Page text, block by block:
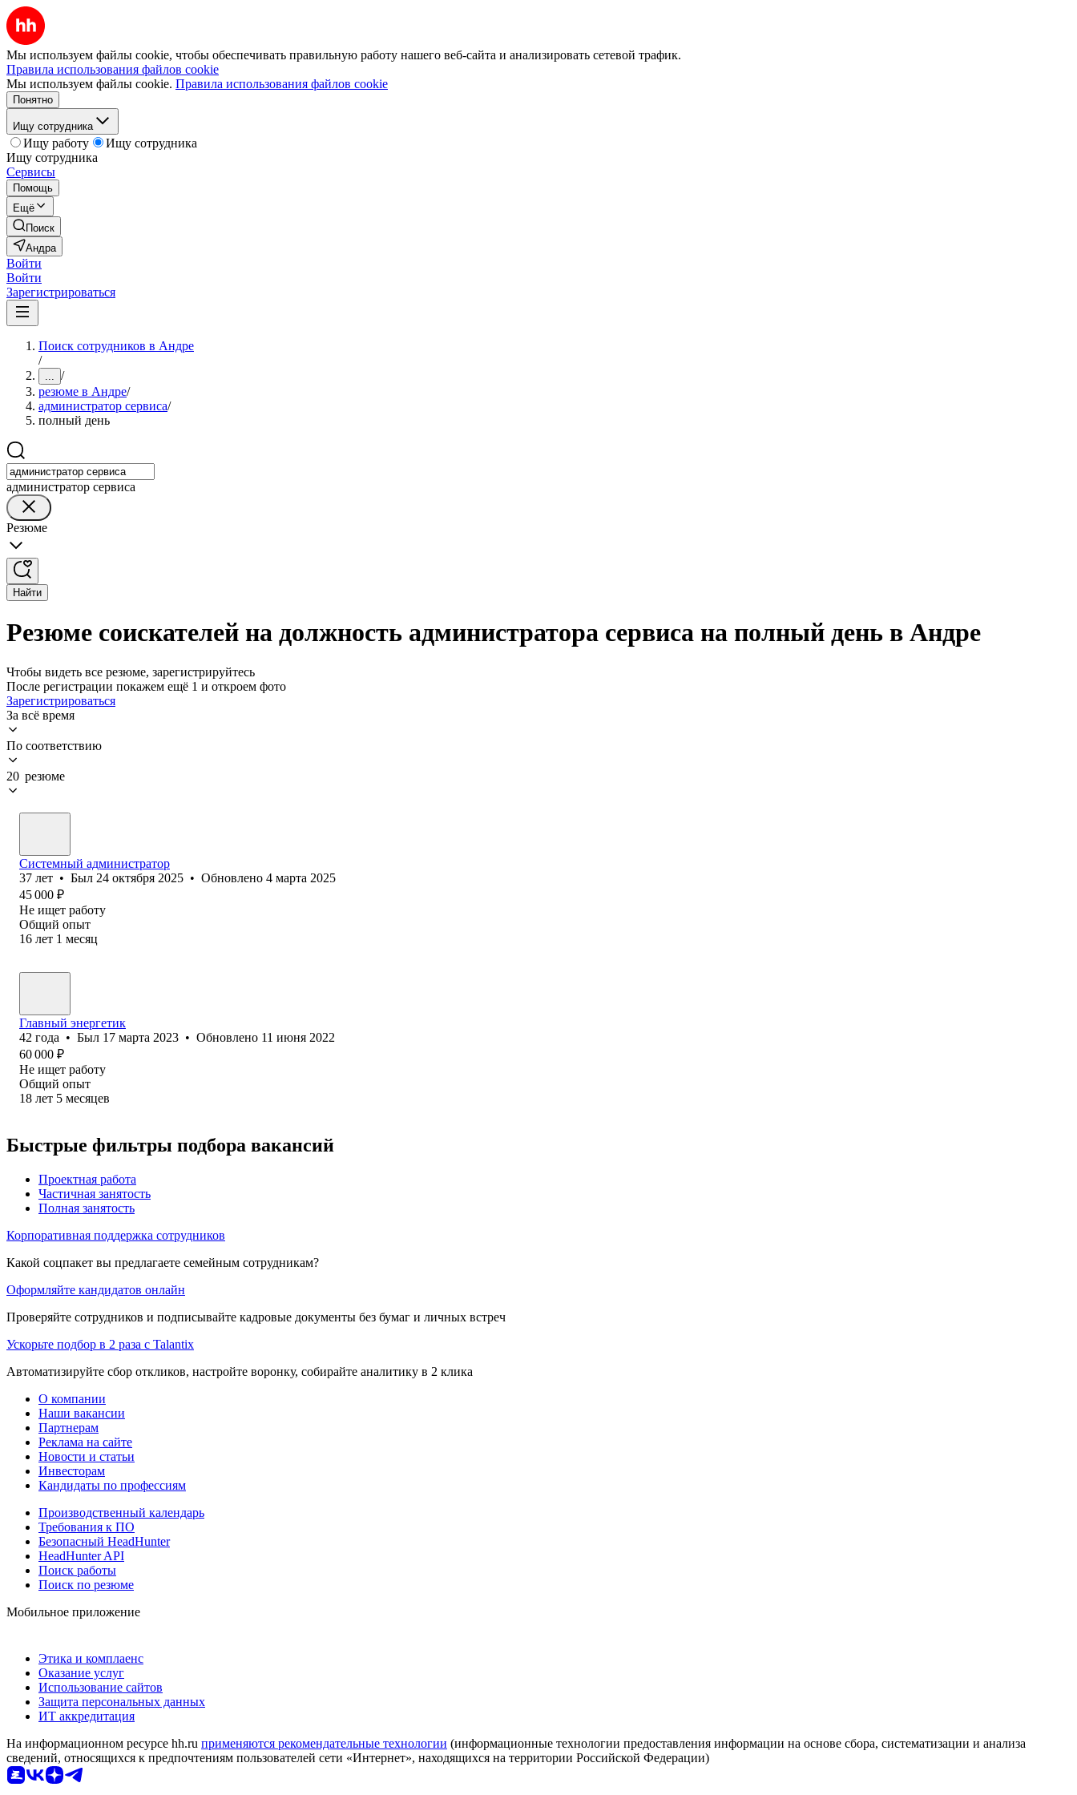
Мы используем файлы cookie, чтобы обеспечивать правильную работу нашего веб-сайта и анализировать сетевой трафик.
Правила использования файлов cookie
Мы используем файлы cookie. Правила использования файлов cookie
Понятно
Ищу сотрудника
Ищу работу
Ищу сотрудника
Ищу сотрудника
Сервисы
Помощь
Ещё
Поиск
Андра
Войти
Войти
Зарегистрироваться
Поиск сотрудников в Андре
/
... /
резюме в Андре/
администратор сервиса/
полный день
администратор сервиса
Резюме
Найти
Резюме соискателей на должность администратора сервиса на полный день в Андре
Чтобы видеть все резюме, зарегистрируйтесь
После регистрации покажем ещё 1 и откроем фото
Зарегистрироваться
За всё время
По соответствию
20 резюме
Системный администратор
37 лет • Был 24 октября 2025 • Обновлено 4 марта 2025
45 000 ₽
Не ищет работу
Общий опыт
16 лет 1 месяц
Главный энергетик
42 года • Был 17 марта 2023 • Обновлено 11 июня 2022
60 000 ₽
Не ищет работу
Общий опыт
18 лет 5 месяцев
Быстрые фильтры подбора вакансий
Проектная работа
Частичная занятость
Полная занятость
Корпоративная поддержка сотрудников
Какой соцпакет вы предлагаете семейным сотрудникам?
Оформляйте кандидатов онлайн
Проверяйте сотрудников и подписывайте кадровые документы без бумаг и личных встреч
Ускорьте подбор в 2 раза с Talantix
Автоматизируйте сбор откликов, настройте воронку, собирайте аналитику в 2 клика
О компании
Наши вакансии
Партнерам
Реклама на сайте
Новости и статьи
Инвесторам
Кандидаты по профессиям
Производственный календарь
Требования к ПО
Безопасный HeadHunter
HeadHunter API
Поиск работы
Поиск по резюме
Мобильное приложение
Этика и комплаенс
Оказание услуг
Использование сайтов
Защита персональных данных
ИТ аккредитация
На информационном ресурсе hh.ru применяются рекомендательные технологии (информационные технологии предоставления информации на основе сбора, систематизации и анализа
сведений, относящихся к предпочтениям пользователей сети «Интернет», находящихся на территории Российской Федерации)